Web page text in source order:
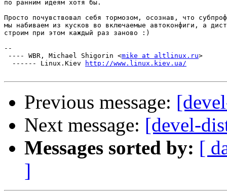
по ранним идеям хотя бы.
Просто почувствовал себя тормозом, осознав, что
мы набиваем из кусков во включаемые автоконфиги, а
строим при этом каждый раз заново :)
--
---- WBR, Michael Shigorin <mike at altlinux.ru>
  ------ Linux.Kiev
http://www.linux.kiev.ua/
Previous message:
Next message: [devel-
Messages sorted by: [
]